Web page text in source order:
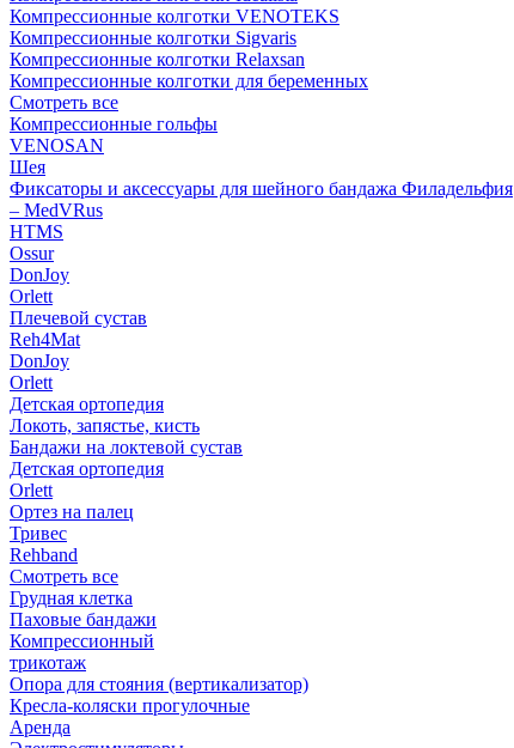
Компрессионные колготки VENOTEKS
Компрессионные колготки Sigvaris
Компрессионные колготки Relaxsan
Компрессионные колготки для беременных
Смотреть все
Компрессионные гольфы
VENOSAN
Шея
Фиксаторы и аксессуары для шейного бандажа Филадельфия
– MedVRus
HTMS
Ossur
DonJoy
Orlett
Плечевой сустав
Reh4Mat
DonJoy
Orlett
Детская ортопедия
Локоть, запястье, кисть
Бандажи на локтевой сустав
Детская ортопедия
Orlett
Ортез на палец
Тривес
Rehband
Смотреть все
Грудная клетка
Паховые бандажи
Компрессионный
трикотаж
Опора для стояния (вертикализатор)
Кресла-коляски прогулочные
Аренда